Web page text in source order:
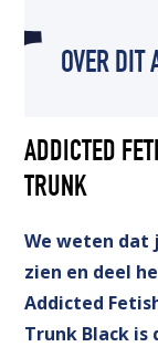
OVER DIT
ADDICTED
TRUNK
We weten dat
zien en deel
Addicted
Trunk Black is